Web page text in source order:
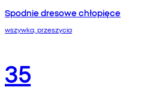
Spodnie dresowe chłopięce
wszywka, przeszycia
35